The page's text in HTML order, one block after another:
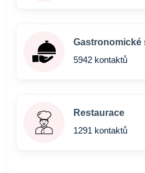
Gastronomické
5942 kontaktů
Restaurace
1291 kontaktů